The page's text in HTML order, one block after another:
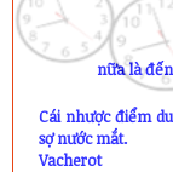
nữa là
Cái nhược điểm
sợ nước mắt.
Vacherot